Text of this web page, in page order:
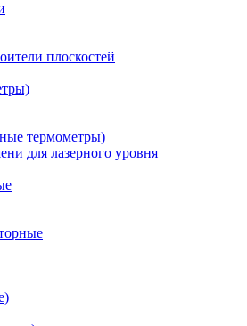
плоскостей
термометры)
для лазерного уровня